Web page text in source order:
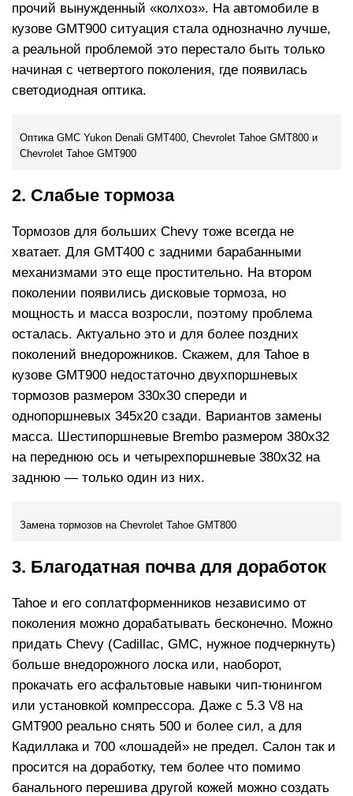
прочий вынужденный «колхоз». На автомобиле в
кузове GMT900 ситуация стала однозначно лучше,
а реальной проблемой это перестало быть только
начиная с четвертого поколения, где появилась
светодиодная оптика.
Оптика GMC Yukon Denali GMT400, Chevrolet Tahoe GMT800 и
Chevrolet Tahoe GMT900
2. Слабые тормоза
Тормозов для больших Chevy тоже всегда не
хватает. Для GMT400 с задними барабанными
механизмами это еще простительно. На втором
поколении появились дисковые тормоза, но
мощность и масса возросли, поэтому проблема
осталась. Актуально это и для более поздних
поколений внедорожников. Скажем, для Tahoe в
кузове GMT900 недостаточно двухпоршневых
тормозов размером 330х30 спереди и
однопоршневых 345х20 сзади. Вариантов замены
масса. Шестипоршневые Brembo размером 380х32
на переднюю ось и четырехпоршневые 380х32 на
заднюю — только один из них.
Замена тормозов на Chevrolet Tahoe GMT800
3. Благодатная почва для доработок
Tahoe и его соплатформенников независимо от
поколения можно дорабатывать бесконечно. Можно
придать Chevy (Cadillac, GMC, нужное подчеркнуть)
больше внедорожного лоска или, наоборот,
прокачать его асфальтовые навыки чип-тюнингом
или установкой компрессора. Даже с 5.3 V8 на
GMT900 реально снять 500 и более сил, а для
Кадиллака и 700 «лошадей» не предел. Салон так и
просится на доработку, тем более что помимо
банального перешива другой кожей можно создать